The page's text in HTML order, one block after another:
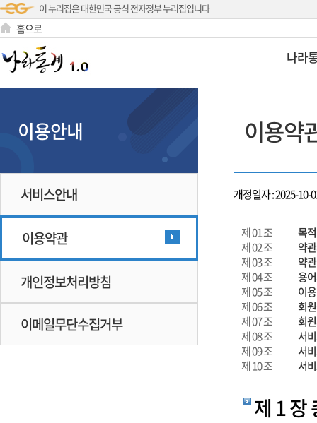
이 누리집은 대한민국 공식 전자정부 누리집입니다
홈으로
나라
이용안내
서비스안내
이용약관
개인정보처리방침
이메일무단수집거부
이용약
개정일자 : 2025-10-
제 01 조
제 02 조
제 03 조
제 04 조
제 05 조
제 06 조
제 07 조
제 08 조
제 09 조
제 10 조
목적
약
약
용
이
회
회
서
서
서
제 1 장